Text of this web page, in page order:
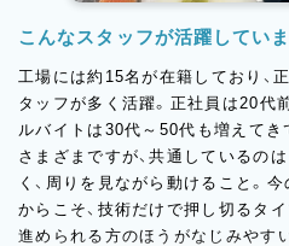
こんなスタッフが活躍していま
工場には約15名が在籍しており、
タッフが多く活躍。正社員は20代
ルバイトは30代～50代も増えてき
さまざまですが、共通しているの
く、周りを見ながら動けること。
からこそ、技術だけで押し切るタ
進められる方のほうがなじみやす